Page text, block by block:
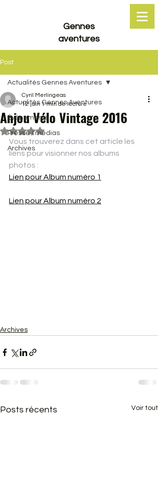
Gennes
aventures
Post
Actualités Gennes Aventures
Événements
Presse / médias
Archives
Actualités Gennes Aventures
Anjou Vélo Vintage 2016
Cyril Merlingeas
12 juin 1 min de lecture
Noté NaN étoiles sur 5.
Vous trouverez dans cet article les
liens pour visionner nos albums
photos :
Lien pour Album numéro 1
Lien pour Album numéro 2
Archives
Posts récents Voir tout